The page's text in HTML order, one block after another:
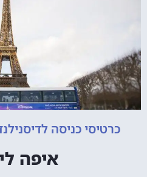
כרטיסי כניסה
איפה